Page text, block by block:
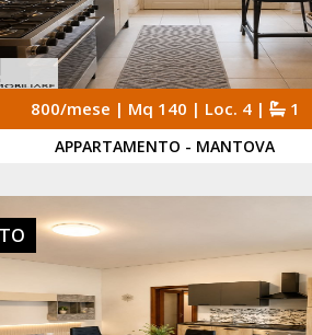
800/mese | Mq 140 | Loc. 4 | 1
APPARTAMENTO - MANTOVA